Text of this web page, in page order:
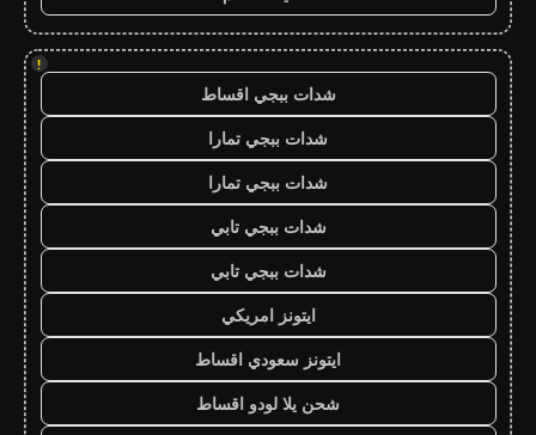
!
شدات ببجي اقساط
شدات ببجي تمارا
شدات ببجي تمارا
شدات ببجي تابي
شدات ببجي تابي
ايتونز امريكي
ايتونز سعودي اقساط
شحن يلا لودو اقساط